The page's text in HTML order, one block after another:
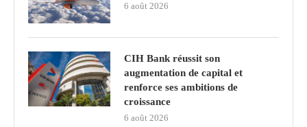
6 août 2026
CIH Bank réussit son
augmentation de capital et
renforce ses ambitions de
croissance
6 août 2026